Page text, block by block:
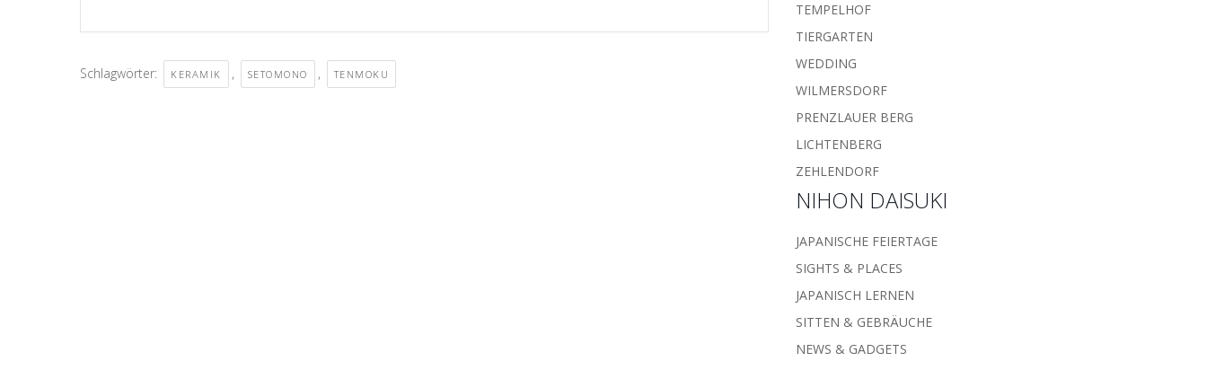
Schlagwörter: KERAMIK , SETOMONO , TENMOKU
TEMPELHOF
TIERGARTEN
WEDDING
WILMERSDORF
PRENZLAUER BERG
LICHTENBERG
ZEHLENDORF
NIHON DAISUKI
JAPANISCHE FEIERTAGE
SIGHTS & PLACES
JAPANISCH LERNEN
SITTEN & GEBRÄUCHE
NEWS & GADGETS